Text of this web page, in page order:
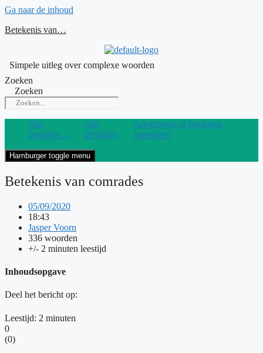
Ga naar de inhoud
Betekenis van…
Simpele uitleg over complexe woorden
Zoeken
Zoeken
Wat
betekent…
Alle
definities
Adverteren of betekenis
inzenden?
Hamburger toggle menu
Betekenis van comrades
05/09/2020
18:43
Jasper Voorn
336 woorden
+/- 2 minuten leestijd
Inhoudsopgave
Deel het bericht op:
Leestijd: 2 minuten
0
(0)